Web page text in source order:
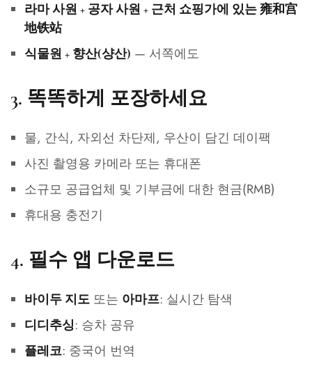
라마 사원 + 공자 사원 + 근처 쇼핑가에 있는 雍和宫
地铁站
식물원 + 향산(샹산) — 서쪽에도
3. 똑똑하게 포장하세요
물, 간식, 자외선 차단제, 우산이 담긴 데이팩
사진 촬영용 카메라 또는 휴대폰
소규모 공급업체 및 기부금에 대한 현금(RMB)
휴대용 충전기
4. 필수 앱 다운로드
바이두 지도또는 아마프: 실시간 탐색
디디추싱: 승차 공유
플레코: 중국어 번역